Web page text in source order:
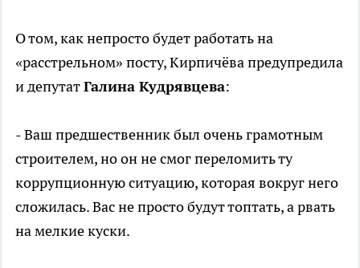
О том, как непросто будет работать на
«расстрельном» посту, Кирпичёва предупредила
и депутатГалина Кудрявцева:
- Ваш предшественник был очень грамотным
строителем, но он не смог переломить ту
коррупционную ситуацию, которая вокруг него
сложилась. Вас не просто будут топтать, а рвать
на мелкие куски.